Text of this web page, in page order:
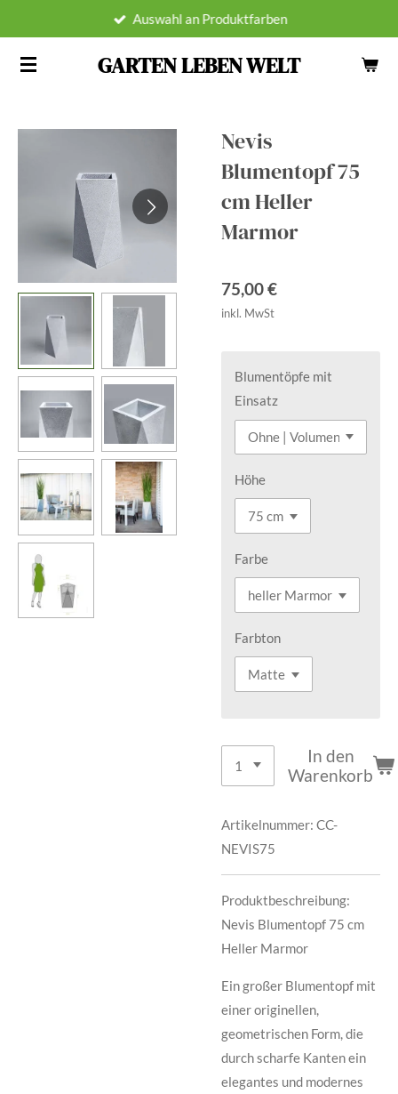
springen
GARTEN LEBEN WELT
Auswahl an Produktfarben
Nevis
Blumentopf 75
cm Heller
Marmor
75,00 €
inkl. MwSt
Blumentöpfe mit
Einsatz
Höhe
Farbe
Farbton
In den
Warenkorb
Artikelnummer: CC-
NEVIS75
Produktbeschreibung:
Nevis Blumentopf 75 cm
Heller Marmor
Ein großer Blumentopf mit
einer originellen,
geometrischen Form, die
durch scharfe Kanten ein
elegantes und modernes